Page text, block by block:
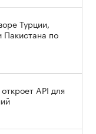
Турции,
Пакистана по
API для